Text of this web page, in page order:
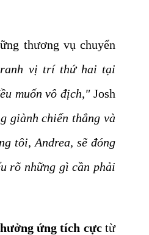
thương vụ chuyển
vị trí thứ hai tại
muốn vô địch,"Josh
giành chiến thắng và
tôi, Andrea, sẽ đóng
rõ những gì cần phải
ứng tích cựctừ